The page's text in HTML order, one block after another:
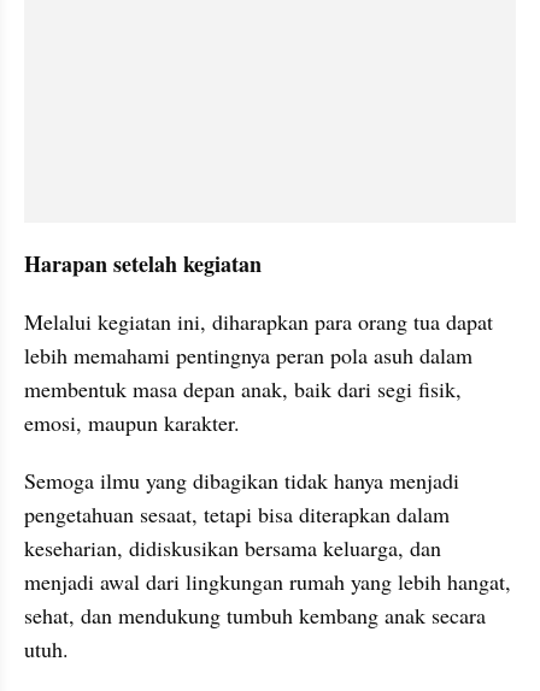
Harapan setelah kegiatan
Melalui kegiatan ini, diharapkan para orang tua dapat
lebih memahami pentingnya peran pola asuh dalam
membentuk masa depan anak, baik dari segi fisik,
emosi, maupun karakter.
Semoga ilmu yang dibagikan tidak hanya menjadi
pengetahuan sesaat, tetapi bisa diterapkan dalam
keseharian, didiskusikan bersama keluarga, dan
menjadi awal dari lingkungan rumah yang lebih hangat,
sehat, dan mendukung tumbuh kembang anak secara
utuh.